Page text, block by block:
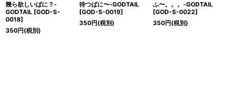
幾ら欲しいばに？-
GODTAIL [GOD-S-
0018]
350円(税別)
待つばに〜-GODTAIL
[GOD-S-0019]
350円(税別)
ふ〜。。。-GODTAIL
[GOD-S-0022]
350円(税別)